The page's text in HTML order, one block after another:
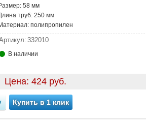
58 мм
труб: 250 мм
полипропилен
332010
В наличии
Цена: 424 руб.
Купить в 1 клик